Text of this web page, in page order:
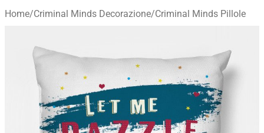
Home/Criminal Minds Decorazione/Criminal Minds Pillole